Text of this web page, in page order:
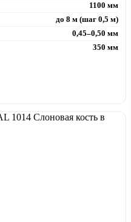
1100 мм
до 8 м (шаг 0,5 м)
0,45–0,50 мм
350 мм